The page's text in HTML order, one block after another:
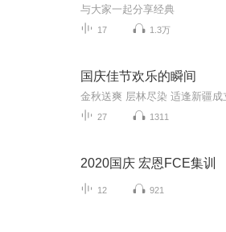
与大家一起分享经典
17 1.3万
国庆佳节欢乐的瞬间
27 1311
2020国庆 宏恩FCE集训
12 921